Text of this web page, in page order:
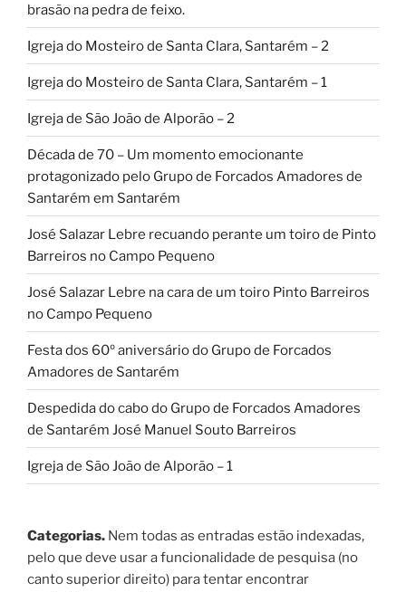
brasão na pedra de feixo.
Igreja do Mosteiro de Santa Clara, Santarém – 2
Igreja do Mosteiro de Santa Clara, Santarém – 1
Igreja de São João de Alporão – 2
Década de 70 – Um momento emocionante
protagonizado pelo Grupo de Forcados Amadores de
Santarém em Santarém
José Salazar Lebre recuando perante um toiro de Pinto
Barreiros no Campo Pequeno
José Salazar Lebre na cara de um toiro Pinto Barreiros
no Campo Pequeno
Festa dos 60º aniversário do Grupo de Forcados
Amadores de Santarém
Despedida do cabo do Grupo de Forcados Amadores
de Santarém José Manuel Souto Barreiros
Igreja de São João de Alporão – 1
Categorias. Nem todas as entradas estão indexadas,
pelo que deve usar a funcionalidade de pesquisa (no
canto superior direito) para tentar encontrar